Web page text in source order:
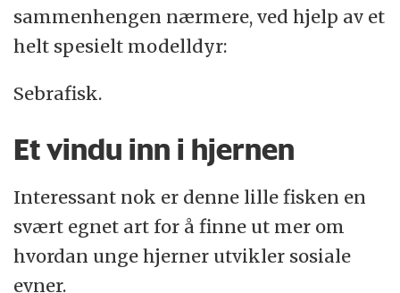
sammenhengen nærmere, ved hjelp av et
helt spesielt modelldyr:
Sebrafisk.
Et vindu inn i hjernen
Interessant nok er denne lille fisken en
svært egnet art for å finne ut mer om
hvordan unge hjerner utvikler sosiale
evner.